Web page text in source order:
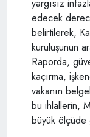
yargısız
edecek
belirtilerek,
kuruluşunun
Raporda,
kaçırma,
vakanın
bu ihlallerin,
büyük ölçüde